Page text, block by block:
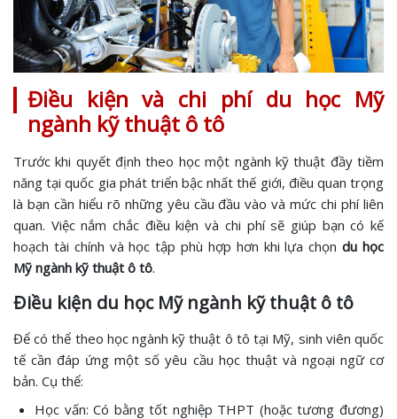
Điều kiện và chi phí du học Mỹ
ngành kỹ thuật ô tô
Trước khi quyết định theo học một ngành kỹ thuật đầy tiềm
năng tại quốc gia phát triển bậc nhất thế giới, điều quan trọng
là bạn cần hiểu rõ những yêu cầu đầu vào và mức chi phí liên
quan. Việc nắm chắc điều kiện và chi phí sẽ giúp bạn có kế
hoạch tài chính và học tập phù hợp hơn khi lựa chọndu học
Mỹ ngành kỹ thuật ô tô.
Điều kiện du học Mỹ ngành kỹ thuật ô tô
Để có thể theo học ngành kỹ thuật ô tô tại Mỹ, sinh viên quốc
tế cần đáp ứng một số yêu cầu học thuật và ngoại ngữ cơ
bản. Cụ thể:
Học vấn: Có bằng tốt nghiệp THPT (hoặc tương đương)